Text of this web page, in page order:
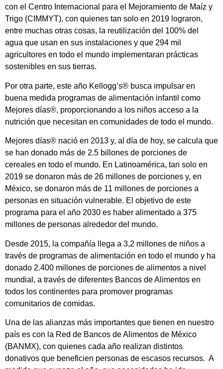
con el Centro Internacional para el Mejoramiento de Maíz y
Trigo (CIMMYT), con quienes tan solo en 2019 lograron,
entre muchas otras cosas, la reutilización del 100% del
agua que usan en sus instalaciones y que 294 mil
agricultores en todo el mundo implementaran prácticas
sostenibles en sus tierras.
Por otra parte, este año Kellogg’s® busca impulsar en
buena medida programas de alimentación infantil como
Mejores días®, proporcionando a los niños acceso a la
nutrición que necesitan en comunidades de todo el mundo.
Mejores días® nació en 2013 y, al día de hoy, se calcula que
se han donado más de 2.5 billones de porciones de
cereales en todo el mundo. En Latinoamérica, tan solo en
2019 se donaron más de 26 millones de porciones y, en
México, se donaron más de 11 millones de porciones a
personas en situación vulnerable. El objetivo de este
programa para el año 2030 es haber alimentado a 375
millones de personas alrededor del mundo.
Desde 2015, la compañía llega a 3,2 millones de niños a
través de programas de alimentación en todo el mundo y ha
donado 2.400 millones de porciones de alimentos a nivel
mundial, a través de diferentes Bancos de Alimentos en
todos los continentes para promover programas
comunitarios de comidas.
Una de las alianzas más importantes que tienen en nuestro
país es con la Red de Bancos de Alimentos de México
(BANMX), con quienes cada año realizan distintos
donativos que beneficien personas de escasos recursos. A